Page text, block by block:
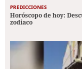
PREDICCIONES
Horóscopo de hoy:
zodiaco